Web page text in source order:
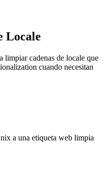
Locale
limpiar cadenas de locale que
cuando necesitan
a una etiqueta web limpia